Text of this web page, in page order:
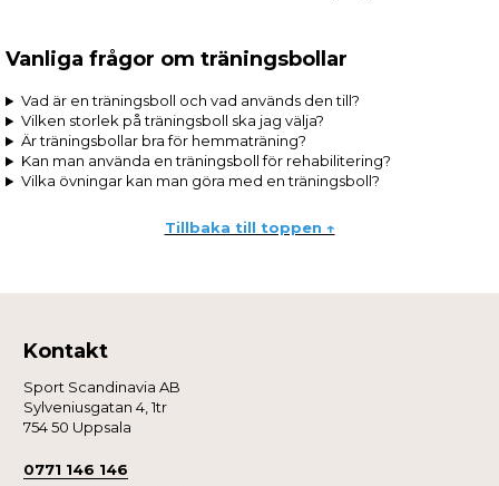
Vanliga frågor om träningsbollar
Vad är en träningsboll och vad används den till?
Vilken storlek på träningsboll ska jag välja?
Är träningsbollar bra för hemmaträning?
Kan man använda en träningsboll för rehabilitering?
Vilka övningar kan man göra med en träningsboll?
Tillbaka till toppen ↑
Kontakt
Sport Scandinavia AB
Sylveniusgatan 4, 1tr
754 50 Uppsala
0771 146 146